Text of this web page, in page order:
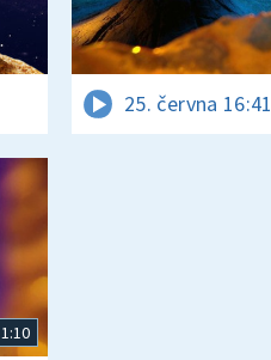
25. června 16:41
1:10